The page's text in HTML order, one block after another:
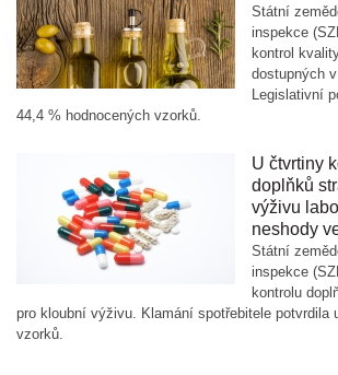
Státní
inspekce
kontrol
dostupných
Legislativní
44,4 % hodnocených vzorků.
U čtvrtiny
doplňků
výživu
neshody
Státní
inspekce
kontrolu
pro kloubní výživu. Klamání spotřebitele potvrdila
vzorků.